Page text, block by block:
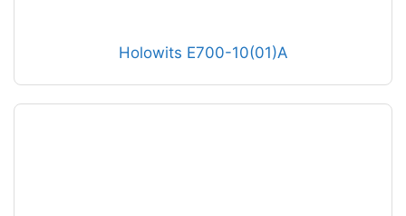
Holowits E700-10(01)A